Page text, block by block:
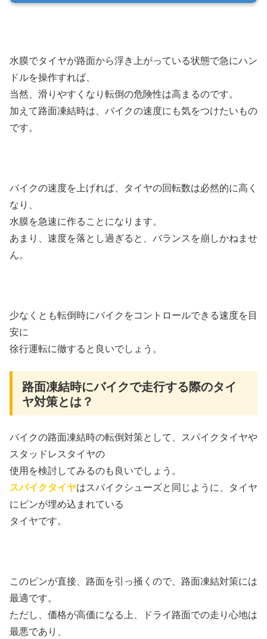
水膜でタイヤが路面から浮き上がっている状態で急にハン
ドルを操作すれば、
当然、滑りやすくなり転倒の危険性は高まるのです。
加えて路面凍結時は、バイクの速度にも気をつけたいもの
です。
バイクの速度を上げれば、タイヤの回転数は必然的に高く
なり、
水膜を急速に作ることになります。
あまり、速度を落とし過ぎると、バランスを崩しかねませ
ん。
少なくとも転倒時にバイクをコントロールできる速度を目
安に
徐行運転に徹すると良いでしょう。
路面凍結時にバイクで走行する際のタイ
ヤ対策とは？
バイクの路面凍結時の転倒対策として、スパイクタイヤや
スタッドレスタイヤの
使用を検討してみるのも良いでしょう。
スパイクタイヤはスパイクシューズと同じように、タイヤ
にピンが埋め込まれている
タイヤです。
このピンが直接、路面を引っ掻くので、路面凍結対策には
最適です。
ただし、価格が高価になる上、ドライ路面での走り心地は
最悪であり、